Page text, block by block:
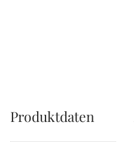
Produktdaten